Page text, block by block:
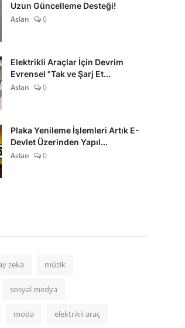
Uzun Güncelleme Desteği!
Aslan
0
Elektrikli Araçlar İçin Devrim
Evrensel "Tak ve Şarj Et...
Aslan
0
Plaka Yenileme İşlemleri Artık E-
Devlet Üzerinden Yapıl...
Aslan
0
zeka müzik
sosyal medya
moda elektrikli araç